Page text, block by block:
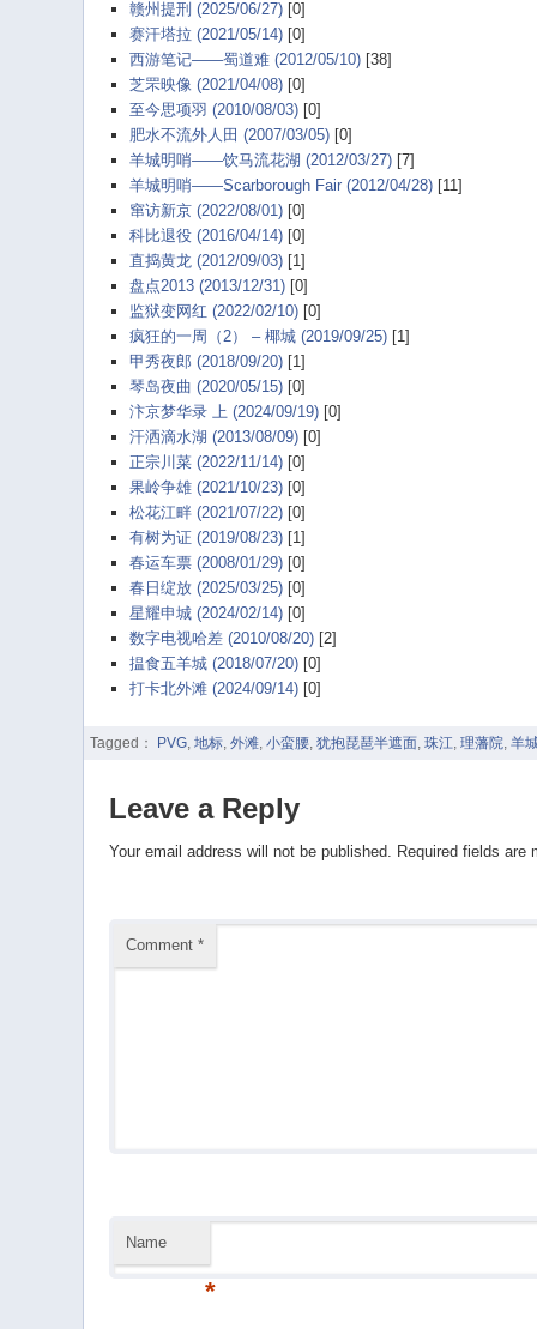
赣州提刑 (2025/06/27)[0]
赛汗塔拉 (2021/05/14)[0]
西游笔记——蜀道难 (2012/05/10)[38]
芝罘映像 (2021/04/08)[0]
至今思项羽 (2010/08/03)[0]
肥水不流外人田 (2007/03/05)[0]
羊城明哨——饮马流花湖 (2012/03/27)[7]
羊城明哨——Scarborough Fair (2012/04/28)[11]
窜访新京 (2022/08/01)[0]
科比退役 (2016/04/14)[0]
直捣黄龙 (2012/09/03)[1]
盘点2013 (2013/12/31)[0]
监狱变网红 (2022/02/10)[0]
疯狂的一周（2） – 椰城 (2019/09/25)[1]
甲秀夜郎 (2018/09/20)[1]
琴岛夜曲 (2020/05/15)[0]
汴京梦华录 上 (2024/09/19)[0]
汗洒滴水湖 (2013/08/09)[0]
正宗川菜 (2022/11/14)[0]
果岭争雄 (2021/10/23)[0]
松花江畔 (2021/07/22)[0]
有树为证 (2019/08/23)[1]
春运车票 (2008/01/29)[0]
春日绽放 (2025/03/25)[0]
星耀申城 (2024/02/14)[0]
数字电视哈差 (2010/08/20)[2]
揾食五羊城 (2018/07/20)[0]
打卡北外滩 (2024/09/14)[0]
Tagged： PVG, 地标, 外滩, 小蛮腰, 犹抱琵琶半遮面, 珠江, 理藩院, 羊
Leave a Reply
Your email address will not be published. Required fields are
Comment *
Name
*